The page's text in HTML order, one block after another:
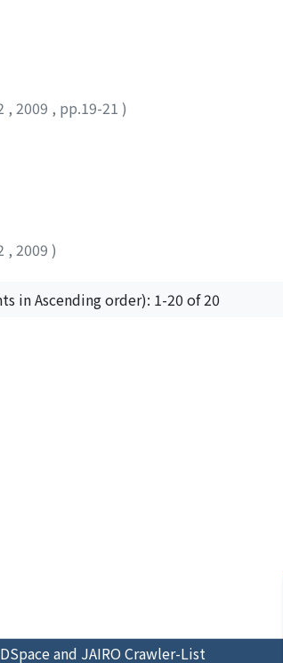
, 2009 , pp.19-21 )
, 2009 )
in Ascending order): 1-20 of 20
and JAIRO Crawler-List